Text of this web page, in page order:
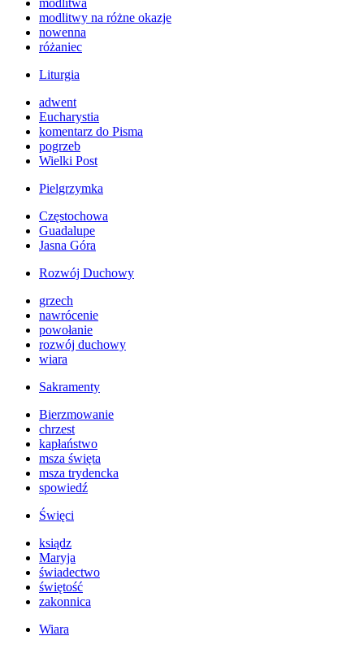
modlitwa
modlitwy na różne okazje
nowenna
różaniec
Liturgia
adwent
Eucharystia
komentarz do Pisma
pogrzeb
Wielki Post
Pielgrzymka
Częstochowa
Guadalupe
Jasna Góra
Rozwój Duchowy
grzech
nawrócenie
powołanie
rozwój duchowy
wiara
Sakramenty
Bierzmowanie
chrzest
kapłaństwo
msza święta
msza trydencka
spowiedź
Święci
ksiądz
Maryja
świadectwo
świętość
zakonnica
Wiara